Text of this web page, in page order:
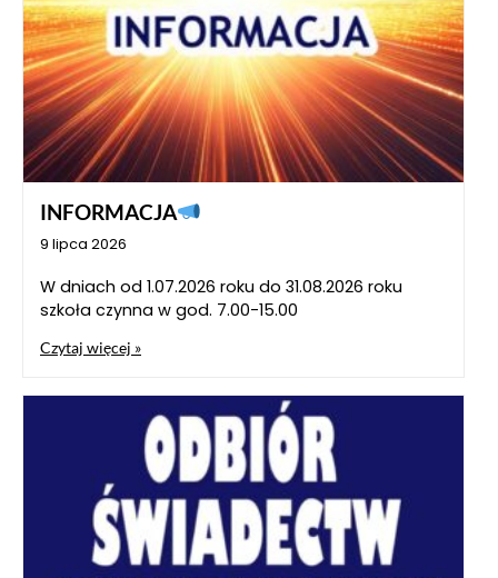
INFORMACJA
9 lipca 2026
W dniach od 1.07.2026 roku do 31.08.2026 roku
szkoła czynna w god. 7.00-15.00
Czytaj więcej »